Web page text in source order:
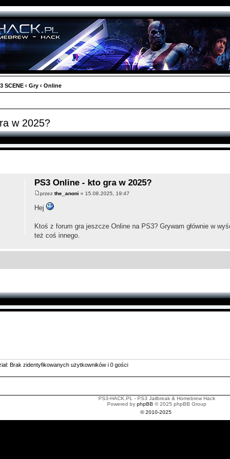
SCENE ‹ Gry ‹ Online
w 2025?
PS3 Online - kto gra w 2025?
przez the_anoni » 15.08.2025, 19:47
Hej
Ktoś z forum gra jeszcze Online na PS3? Grywam głównie w
też coś innego.
Brak zidentyfikowanych użytkowników i 0 gości
PS3-HACK.PL - PS3 Jailbreak & Homebrew Hack
Powered by phpBB © 2025 phpBB Group
© 2010-2025